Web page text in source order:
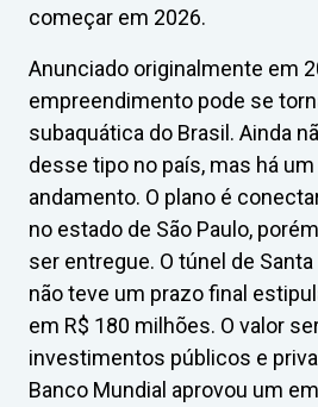
começar em 2026.
Anunciado originalmente em
empreendimento pode se
subaquática do Brasil. Ainda
desse tipo no país, mas há
andamento. O plano é
no estado de São Paulo,
ser entregue. O túnel de
não teve um prazo final
em R$ 180 milhões. O valor
investimentos públicos e
Banco Mundial aprovou um